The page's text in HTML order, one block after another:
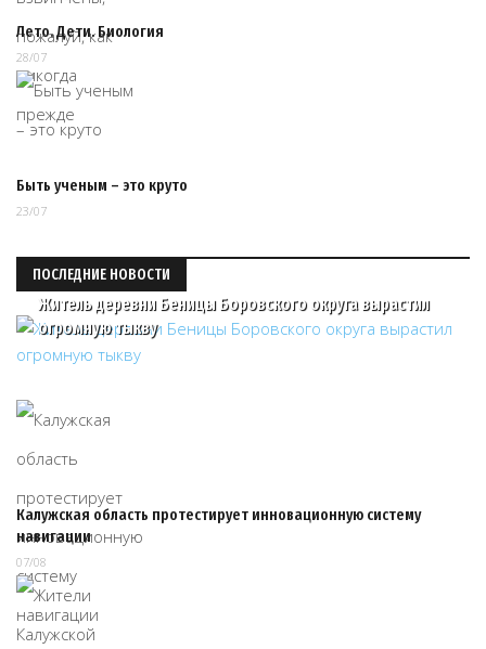
Лето. Дети. Биология
28/07
Быть ученым – это круто
23/07
ПОСЛЕДНИЕ НОВОСТИ
Житель деревни Беницы Боровского округа вырастил
огромную тыкву
Калужская область протестирует инновационную систему
навигации
07/08